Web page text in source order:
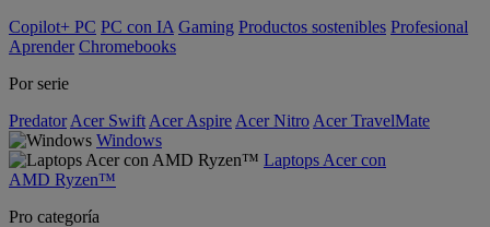
Copilot+ PC PC con IA Gaming Productos sostenibles Profesional
Aprender Chromebooks
Por serie
Predator Acer Swift Acer Aspire Acer Nitro Acer TravelMate
Windows
Laptops Acer con
AMD Ryzen™
Pro categoría